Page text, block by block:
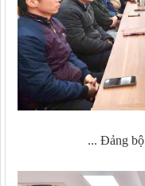
... Đảng